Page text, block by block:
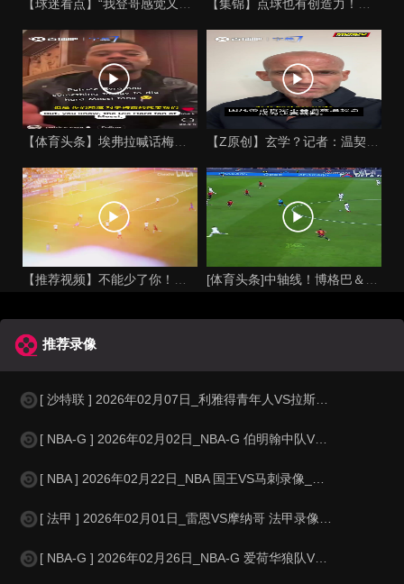
推荐录像
[ 沙特联 ] 2026年02月07日_利雅得青年人VS拉斯永恒 沙特联录像
[ NBA-G ] 2026年02月02日_NBA-G 伯明翰中队VS诺布尔斯维
[ NBA ] 2026年02月22日_NBA 国王VS马刺录像_全场录像【
[ 法甲 ] 2026年02月01日_雷恩VS摩纳哥 法甲录像_高清录像【
[ NBA-G ] 2026年02月26日_NBA-G 爱荷华狼队VS斯托克顿国